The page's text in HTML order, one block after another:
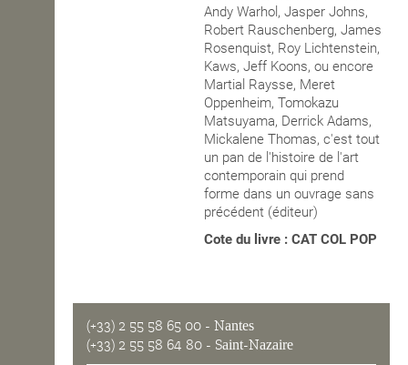
Andy Warhol, Jasper Johns,
Robert Rauschenberg, James
Rosenquist, Roy Lichtenstein,
Kaws, Jeff Koons, ou encore
Martial Raysse, Meret
Oppenheim, Tomokazu
Matsuyama, Derrick Adams,
Mickalene Thomas, c'est tout
un pan de l'histoire de l'art
contemporain qui prend
forme dans un ouvrage sans
précédent (éditeur)
Cote du livre : CAT COL POP
(+33) 2 55 58 65 00 - Nantes
(+33) 2 55 58 64 80 - Saint-Nazaire